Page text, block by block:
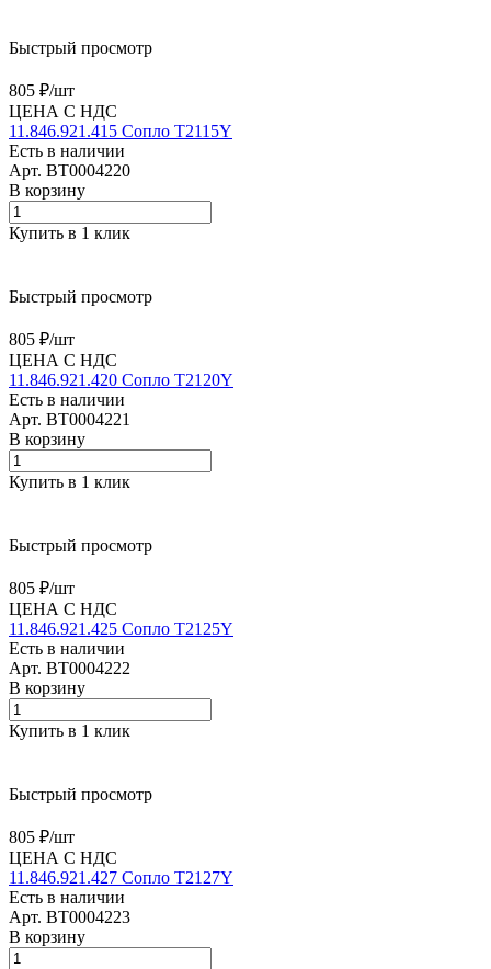
Быстрый просмотр
805 ₽/шт
ЦЕНА С НДС
11.846.921.415 Сопло T2115Y
Есть в наличии
Арт. BT0004220
В корзину
Купить в 1 клик
Быстрый просмотр
805 ₽/шт
ЦЕНА С НДС
11.846.921.420 Сопло T2120Y
Есть в наличии
Арт. BT0004221
В корзину
Купить в 1 клик
Быстрый просмотр
805 ₽/шт
ЦЕНА С НДС
11.846.921.425 Сопло T2125Y
Есть в наличии
Арт. BT0004222
В корзину
Купить в 1 клик
Быстрый просмотр
805 ₽/шт
ЦЕНА С НДС
11.846.921.427 Сопло T2127Y
Есть в наличии
Арт. BT0004223
В корзину